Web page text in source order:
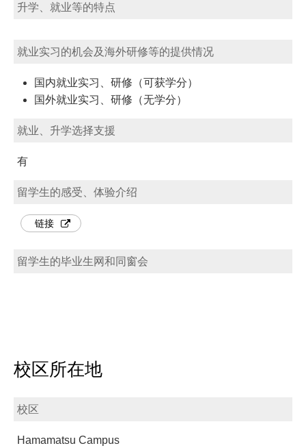
升学、就业等的特点
就业实习的机会及海外研修等的提供情况
国内就业实习、研修（可获学分）
国外就业实习、研修（无学分）
就业、升学选择支援
有
留学生的感受、体验介绍
链接
留学生的毕业生网和同窗会
校区所在地
校区
Hamamatsu Campus